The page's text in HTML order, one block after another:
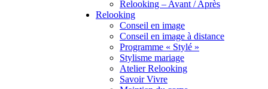
Relooking – Avant / Après
Relooking
Conseil en image
Conseil en image à distance
Programme « Stylé »
Stylisme mariage
Atelier Relooking
Savoir Vivre